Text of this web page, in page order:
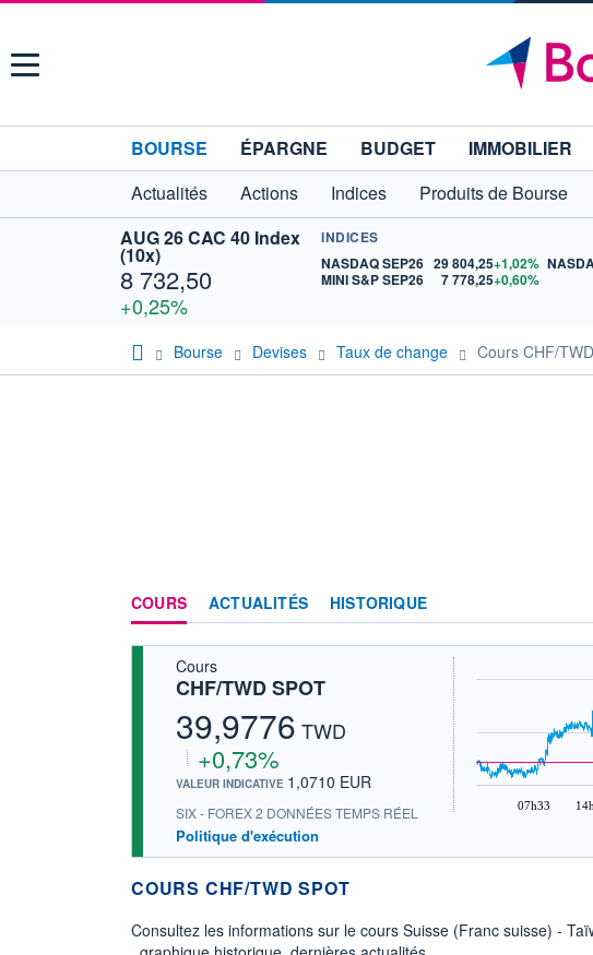
Menu
BOURSE ÉPARGNE BUDGET IMMOBILIER
Actualités
Actions Indices Produits de Bourse
AUG 26 CAC 40 Index
(10x)
8 732,50
+0,25%
INDICES
NASDAQ SEP26 29 804,25+1,02%
MINI S&P SEP26
7 778,25+0,60%
Bourse Devises Taux de change Cours CHF/
COURS ACTUALITÉS HISTORIQUE
Cours
CHF/TWD SPOT
39,9776 TWD
+0,73%
VALEUR INDICATIVE 1,0710 EUR
SIX - FOREX 2 DONNÉES TEMPS RÉEL
Politique d'exécution
07h33
COURS CHF/TWD SPOT
Consultez les informations sur le cours Suisse (Franc suisse) -